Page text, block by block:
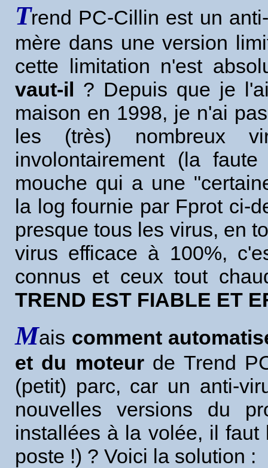
Trend PC-Cillin est un
mère dans une version
cette limitation n'est
vaut-il ? Depuis que je
maison en 1998, je n'ai
les (très) nombreux
involontairement (la
mouche qui a une
la log fournie par Fprot ci-
presque tous les virus, en
virus efficace à 100%,
connus et ceux tout
TREND EST FIABLE ET
Mais comment
et du moteurde Trend
(petit) parc, car un anti-
nouvelles versions du
installées à la volée, il
poste !) ? Voici la solution :